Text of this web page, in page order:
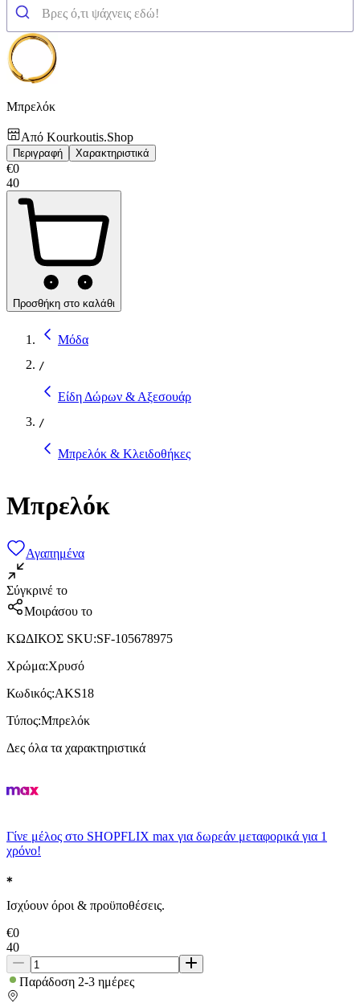
Μπρελόκ
Από Kourkoutis.Shop
Περιγραφή Χαρακτηριστικά
€0
40
Προσθήκη στο καλάθι
Μόδα
/
Είδη Δώρων & Αξεσουάρ
/
Μπρελόκ & Κλειδοθήκες
Μπρελόκ
Αγαπημένα
Σύγκρινέ το
Μοιράσου το
ΚΩΔΙΚΟΣ SKU:SF-105678975
Χρώμα:Χρυσό
Κωδικός:AKS18
Τύπος:Μπρελόκ
Δες όλα τα χαρακτηριστικά
Γίνε μέλος στο SHOPFLIX max για δωρεάν μεταφορικά για 1
χρόνο!
Ισχύουν όροι & προϋποθέσεις.
€0
40
Παράδοση 2-3 ημέρες